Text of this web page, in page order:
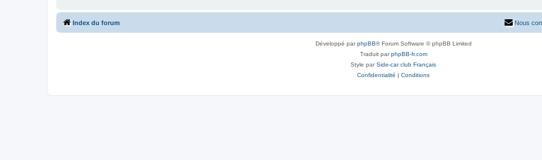
Index du forum Nous
Développé parphpBB® Forum Software © phpBB Limited
Traduit parphpBB-fr.com
Style parSide-car club Français
Confidentialité | Conditions